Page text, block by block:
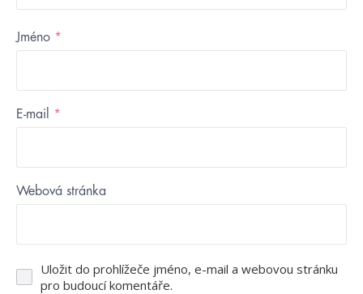
Jméno *
E-mail *
Webová stránka
Uložit do prohlížeče jméno, e-mail a webovou stránku
pro budoucí komentáře.